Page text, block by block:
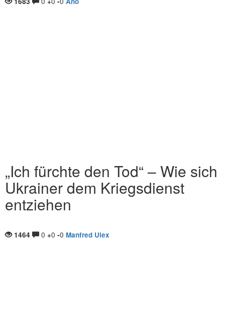
„Ich fürchte den Tod“ – Wie sich
Ukrainer dem Kriegsdienst
entziehen
1464 0 +0 -0 Manfred Ulex